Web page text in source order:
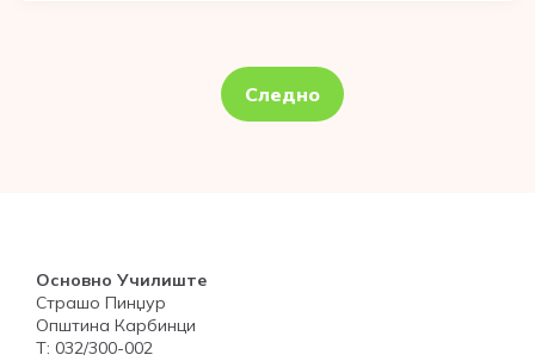
Следно
Основно Училиште
Страшо Пинџур
Општина Карбинци
Т: 032/300-002